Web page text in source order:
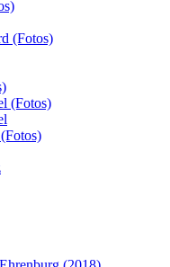
(Fotos)
(Fotos)